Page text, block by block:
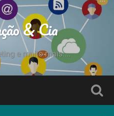
& Cia
e muito mais....